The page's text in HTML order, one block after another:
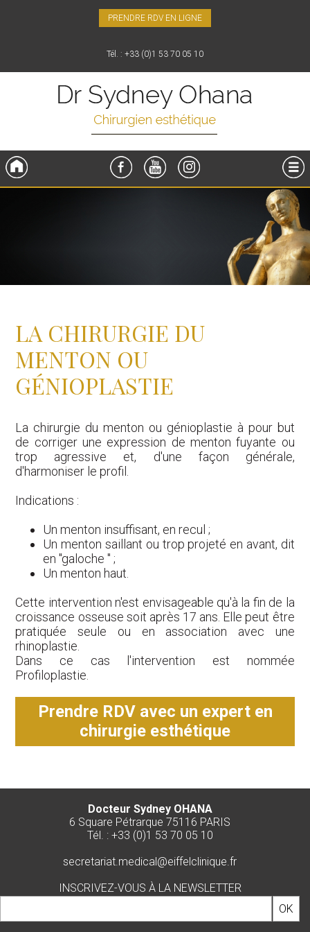
PRENDRE RDV EN LIGNE
Tél. : +33 (0)1 53 70 05 10
Menu
LA CHIRURGIE DU
MENTON OU
GÉNIOPLASTIE
La chirurgie du menton ou génioplastie à pour but
de corriger une expression de menton fuyante ou
trop agressive et, d'une façon générale,
d'harmoniser le profil.
Indications :
Un menton insuffisant, en recul ;
Un menton saillant ou trop projeté en avant, dit
en "galoche " ;
Un menton haut.
Cette intervention n'est envisageable qu'à la fin de la
croissance osseuse soit après 17 ans. Elle peut être
pratiquée seule ou en association avec une
rhinoplastie.
Dans ce cas l'intervention est nommée
Profiloplastie.
Prendre RDV avec un expert en
chirurgie esthétique
Docteur Sydney OHANA
6 Square Pétrarque 75116 PARIS
Tél. : +33 (0)1 53 70 05 10
secretariat.medical@eiffelclinique.fr
INSCRIVEZ-VOUS À LA NEWSLETTER